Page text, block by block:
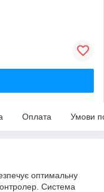
Оплата Умови
оптимальну
Система